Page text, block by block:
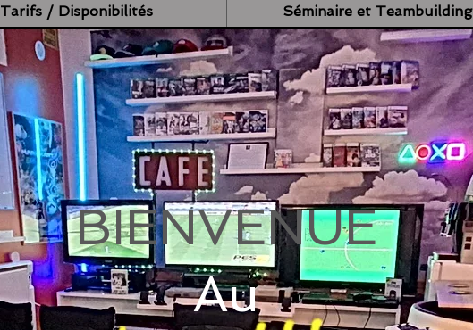
Tarifs / Disponibilités Séminaire et Teambuilding
BIENVENUE
Au